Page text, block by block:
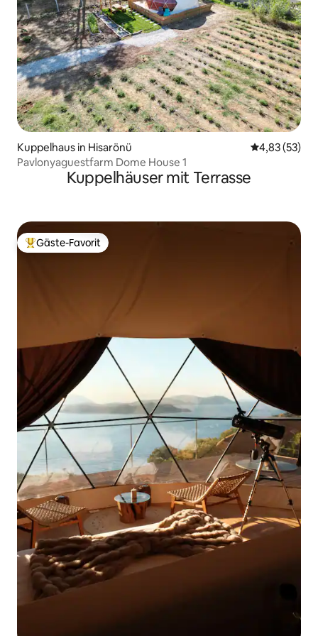
Kuppelhaus in Hisarönü
4,83 (53)
Pavlonyaguestfarm Dome House 1
Kuppelhäuser mit Terrasse
Beliebter Gäste-Favorit.
Gäste-Favorit